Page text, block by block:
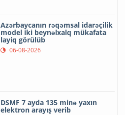
Azərbaycanın rəqəmsal idarəçilik
model iki beynəlxalq mükafata
layiq görülüb
06-08-2026
DSMF 7 ayda 135 minə yaxın
elektron arayış verib